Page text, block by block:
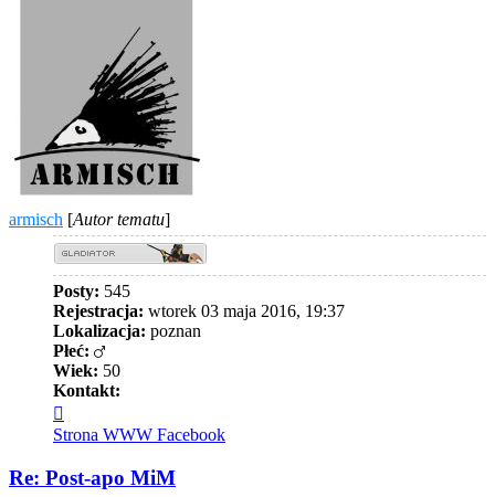
armisch [Autor tematu]
Posty: 545
Rejestracja: wtorek 03 maja 2016, 19:37
Lokalizacja: poznan
Płeć:
Wiek: 50
Kontakt:
się
z
armisch
Strona WWW Facebook
Re: Post-apo MiM